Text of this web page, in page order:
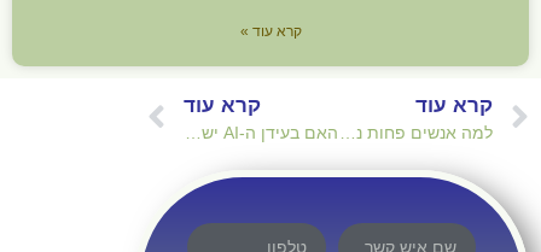
קרא עוד »
קרא עוד
למה אנשים פחות נכנסים לאתרים ומה אפשר לעשות כדי שזה לא יפגע בלידים?
קרא עוד
האם בעידן ה-AI יש פחות משמעות לתמונות מבחינת SEO?